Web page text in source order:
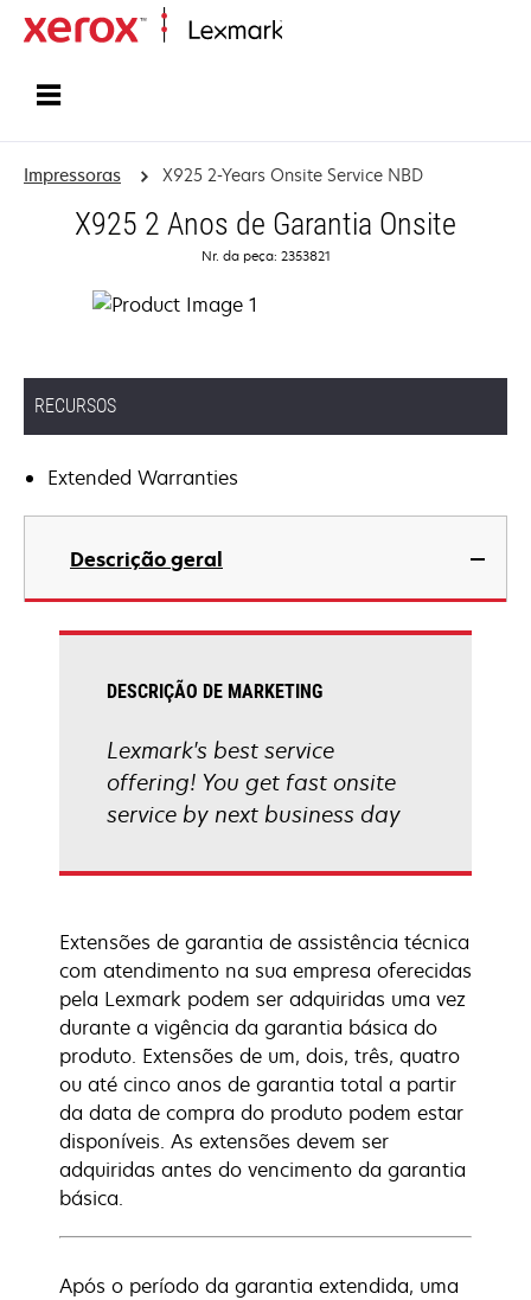
Impressoras X925 2-Years Onsite Service NBD
X925 2 Anos de Garantia Onsite
Nr. da peça: 2353821
RECURSOS
Extended Warranties
Descrição geral
DESCRIÇÃO DE MARKETING
Lexmark's best service
offering! You get fast onsite
service by next business day
Extensões de garantia de assistência técnica
com atendimento na sua empresa oferecidas
pela Lexmark podem ser adquiridas uma vez
durante a vigência da garantia básica do
produto. Extensões de um, dois, três, quatro
ou até cinco anos de garantia total a partir
da data de compra do produto podem estar
disponíveis. As extensões devem ser
adquiridas antes do vencimento da garantia
básica.
Após o período da garantia extendida, uma